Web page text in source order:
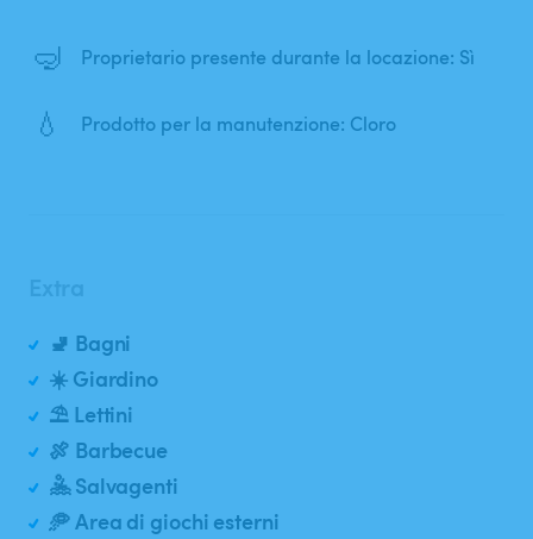
🤿 Proprietario presente durante la locazione: Sì
💧 Prodotto per la manutenzione: Cloro
🚽 Bagni
☀️ Giardino
⛱️ Lettini
🍖 Barbecue
🤽 Salvagenti
🥏 Area di giochi esterni